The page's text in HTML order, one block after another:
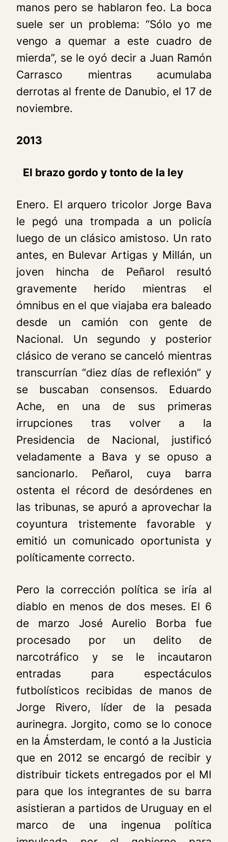
manos pero se hablaron feo. La boca
suele ser un problema: “Sólo yo me
vengo a quemar a este cuadro de
mierda”, se le oyó decir a Juan Ramón
Carrasco mientras acumulaba
derrotas al frente de Danubio, el 17 de
noviembre.
2013
El brazo gordo y tonto de la ley
Enero. El arquero tricolor Jorge Bava
le pegó una trompada a un policía
luego de un clásico amistoso. Un rato
antes, en Bulevar Artigas y Millán, un
joven hincha de Peñarol resultó
gravemente herido mientras el
ómnibus en el que viajaba era baleado
desde un camión con gente de
Nacional. Un segundo y posterior
clásico de verano se canceló mientras
transcurrían “diez días de reflexión” y
se buscaban consensos. Eduardo
Ache, en una de sus primeras
irrupciones tras volver a la
Presidencia de Nacional, justificó
veladamente a Bava y se opuso a
sancionarlo. Peñarol, cuya barra
ostenta el récord de desórdenes en
las tribunas, se apuró a aprovechar la
coyuntura tristemente favorable y
emitió un comunicado oportunista y
políticamente correcto.
Pero la corrección política se iría al
diablo en menos de dos meses. El 6
de marzo José Aurelio Borba fue
procesado por un delito de
narcotráfico y se le incautaron
entradas para espectáculos
futbolísticos recibidas de manos de
Jorge Rivero, líder de la pesada
aurinegra. Jorgito, como se lo conoce
en la Ámsterdam, le contó a la Justicia
que en 2012 se encargó de recibir y
distribuir tickets entregados por el MI
para que los integrantes de su barra
asistieran a partidos de Uruguay en el
marco de una ingenua política